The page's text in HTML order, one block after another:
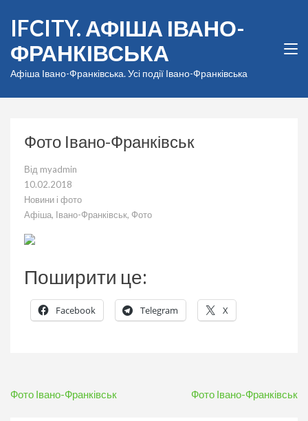
вмісту
(натисніть
Enter)
IFCITY. АФІША ІВАНО-
ФРАНКІВСЬКА
Афіша Івано-Франківська. Усі події Івано-Франківська
Фото Івано-Франківськ
Від myadmin
10.02.2018
Новини і фото
Афіша, Івано-Франківськ, Фото
Поширити це:
Facebook Telegram X
Навігація
Фото Івано-Франківськ Фото Івано-Франківськ